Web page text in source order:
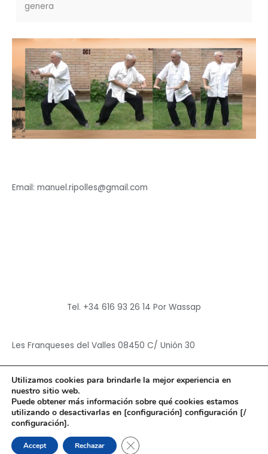
genera
Email: manuel.ripolles@gmail.com
Tel. +34 616 93 26 14 Por Wassap
Les Franqueses del Valles 08450 C/ Unión 30
Copyright © 2026Hun Yuan Chen
Powered byHun Yuan Chen
Utilizamos cookies para brindarle la mejor experiencia en
nuestro sitio web.
Puede obtener más información sobre qué cookies estamos
utilizando o desactivarlas en [configuración] configuración [/
configuración].
Accept Rechazar CERRAR EL BANNER DE